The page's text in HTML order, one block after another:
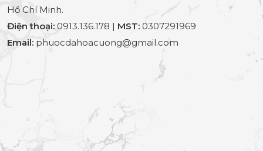
Hồ Chí Minh.
Điện thoại: 0913.136.178 | MST: 0307291969
Email: phuocdahoacuong@gmail.com